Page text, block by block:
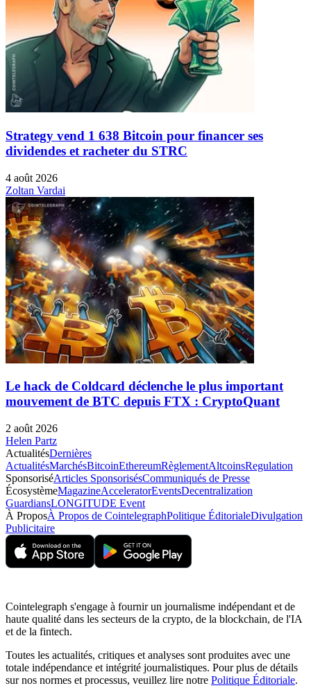
Strategy vend 1 638 Bitcoin pour financer ses
dividendes et racheter du STRC
4 août 2026
Zoltan Vardai
Le hack de Coldcard déclenche le plus important
mouvement de BTC depuis FTX : CryptoQuant
2 août 2026
Helen Partz
ActualitésDernières
ActualitésMarchésBitcoinEthereumRèglementAltcoinsRegulation
SponsoriséArticles SponsorisésCommuniqués de Presse
ÉcosystèmeMagazineAcceleratorEventsDecentralization
GuardiansLONGITUDE Event
À ProposÀ Propos de CointelegraphPolitique ÉditorialeDivulgation
Publicitaire
Cointelegraph s'engage à fournir un journalisme indépendant et de
haute qualité dans les secteurs de la crypto, de la blockchain, de l'IA
et de la fintech.
Toutes les actualités, critiques et analyses sont produites avec une
totale indépendance et intégrité journalistiques. Pour plus de détails
sur nos normes et processus, veuillez lire notre Politique Éditoriale.